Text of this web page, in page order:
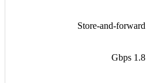
Store-and-forward
1.8 Gbps